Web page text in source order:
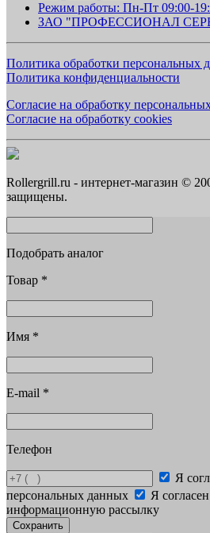
Режим работы: Пн-Пт 09:00-
ЗАО "ПРОФЕССИОНАЛ
Политика обработки персональных
Политика конфиденциальности
Согласие на обработку
Согласие на обработку cookies
Rollergrill.ru - интернет-магазин ©
защищены.
Подобрать аналог
Товар *
Имя *
E-mail *
Телефон
Я
персональных данных
Я
информационную рассылку
Сохранить